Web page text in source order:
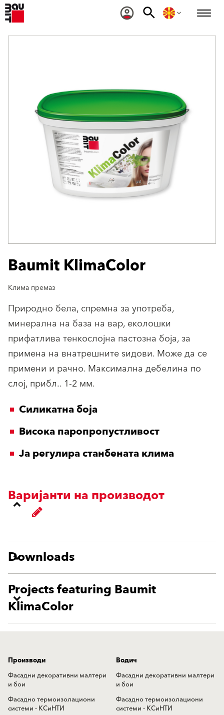
Baumit KlimaColor
Клима премаз
Природно бела, спремна за употреба,
минерална на база на вар, еколошки
прифатлива тенкослојна пастозна боја, за
примена на внатрешните ѕидови. Може да се
примени и рачно. Максимална дебелина по
слој, прибл.. 1-2 мм.
Силикатна боја
Висока паропропустливост
Ја регулира станбената клима
Варијанти на производот
Downloads
Projects featuring Baumit
KlimaColor
Производи
Фасадни декоративни малтери
и бои
Фасадно термоизолациони
системи - КСиНТИ
Водич
Фасадни декоративни малтери
и бои
Фасадно термоизолациони
системи - КСиНТИ